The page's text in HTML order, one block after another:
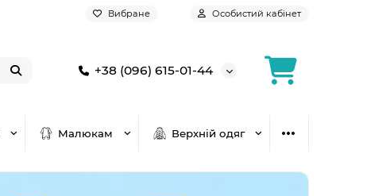
Вибране Особистий кабінет
+38 (096) 615-01-44
Малюкам Верхній одяг